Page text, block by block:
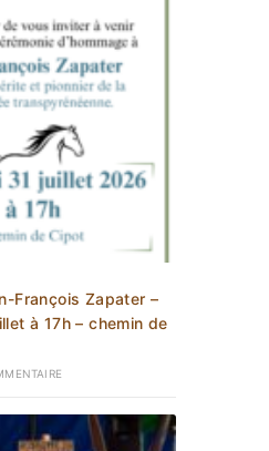
François Zapater –
à 17h – chemin de